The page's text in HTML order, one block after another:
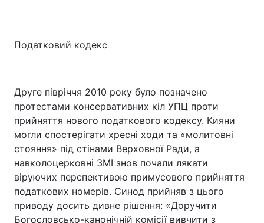
Податковий кодекс
Друге півріччя 2010 року було позначено
протестами консервативних кіл УПЦ проти
прийняття нового податкового кодексу. Кияни
могли спостерігати хресні ходи та «молитовні
стояння» під стінами Верховної Ради, а
навколоцерковні ЗМІ знов почали лякати
віруючих перспективою примусового прийняття
податкових номерів. Синод прийняв з цього
приводу досить дивне рішення: «Доручити
Богословсько-канонічній комісії вивчити з